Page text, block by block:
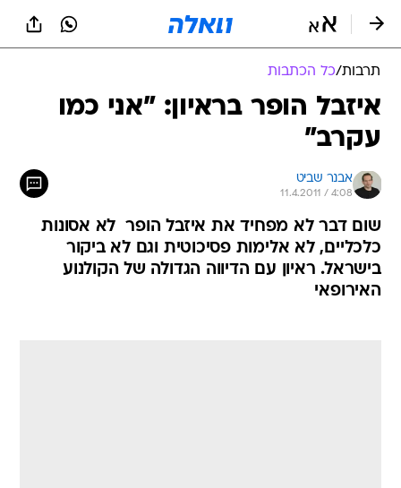
תרבות/כל הכתבות
איזבל הופר בראיון: "אני כמו
עקרב"
אבנר שביט
11.4.2011 / 4:08
שום דבר לא מפחיד את איזבל הופר  לא אסונות
כלכליים, לא אלימות פסיכוטית וגם לא ביקור
בישראל. ראיון עם הדיווה הגדולה של הקולנוע
האירופאי